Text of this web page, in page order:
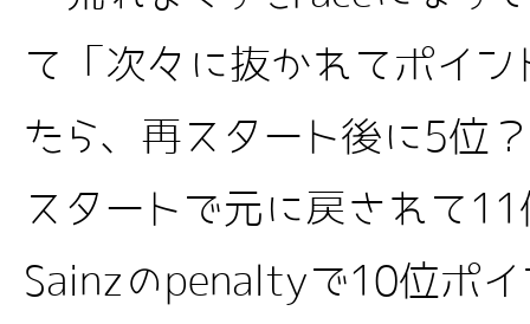
て「次々に抜かれてポイン
たら、再スタート後に5位
スタートで元に戻されて
Sainzのpenaltyで10位ポ